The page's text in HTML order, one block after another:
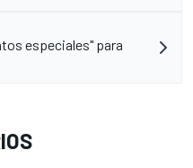
especiales" para